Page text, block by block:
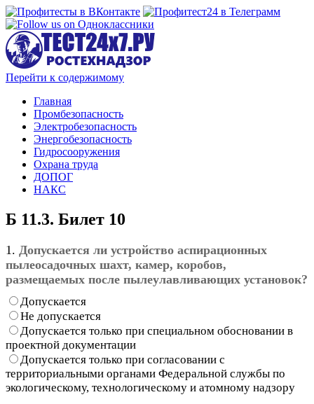
Перейти к содержимому
Главная
Промбезопасность
Электробезопасность
Энергобезопасность
Гидросооружения
Охрана труда
ДОПОГ
НАКС
Б 11.3. Билет 10
1. Допускается ли устройство аспирационных
пылеосадочных шахт, камер, коробов,
размещаемых после пылеулавливающих установок?
Допускается
Не допускается
Допускается только при специальном обосновании в
проектной документации
Допускается только при согласовании с
территориальными органами Федеральной службы по
экологическому, технологическому и атомному надзору